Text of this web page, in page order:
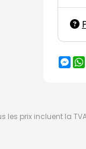
les prix incluent la